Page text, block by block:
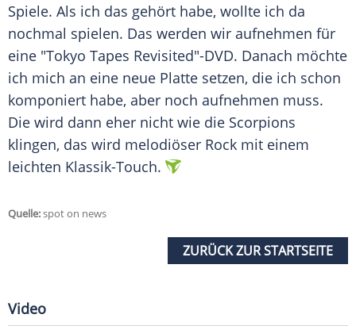
Spiele. Als ich das gehört habe, wollte ich da
nochmal spielen. Das werden wir aufnehmen für
eine "Tokyo Tapes Revisited"-DVD. Danach möchte
ich mich an eine neue Platte setzen, die ich schon
komponiert habe, aber noch aufnehmen muss.
Die wird dann eher nicht wie die Scorpions
klingen, das wird melodiöser Rock mit einem
leichten Klassik-Touch.
Quelle:spot on news
ZURÜCK ZUR STARTSEITE
Video